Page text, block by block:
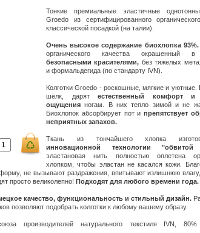
Тонкие премиальные эластичные
Groedo из сертифицированного
классической посадкой (на талии).
Очень высокое содержание биохлопка 93%.
органического качества окрашенный в
безопасными красителями, без тяжелых
и формальдегида (по стандарту IVN).
Колготки Groedo - роскошные, мягкие и уютные.
шёлк, дарятестественный комфорт и
ощущенияногам. В них тепло зимой и не
Биохлопок абсорбирует пот ипрепятствует
неприятных запахов.
Ткань из тончайшего хлопка
инновационной технологии "обвитой
эластановая нить полностью оплетена
хлопком, чтобы эластан не касался кожи.
не вызывают раздражения, впитывают излишнюю
просто великолепно! Подходят для любого времени года.
качество, функциональность и стильный дизайн.
позволяют подобрать колготки к любому вашему образу.
производителей натурального текстиля IVN, 80%